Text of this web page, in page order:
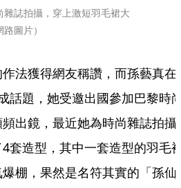
雜誌拍攝，穿上激短羽毛裙大
圖片）
法獲得網友稱讚，而孫藝真在
話題，她受邀出國參加巴黎時
出鏡，最近她為時尚雜誌拍攝
套造型，其中一套造型的羽毛
棚，果然是名符其實的「孫仙